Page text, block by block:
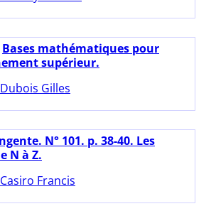
Bases mathématiques pour
supérieur.
Dubois Gilles
N° 101. p. 38-40. Les
N à Z.
Casiro Francis